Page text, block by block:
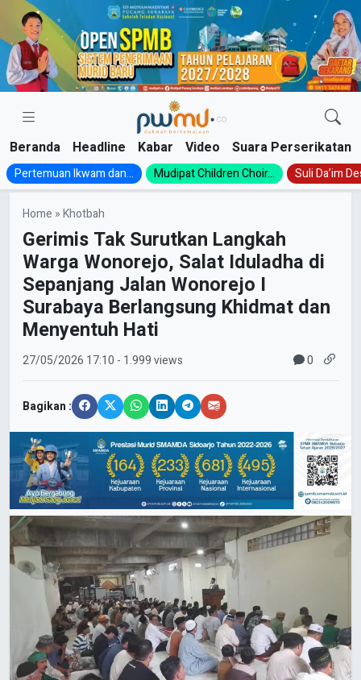
Skip
content
Beranda Headline Kabar Video Suara Perserikatan
Pertemuan Ikwam dan... Mudipat Children Choir... Suli Da’im
Home »Khotbah
Gerimis Tak Surutkan Langkah
Warga Wonorejo, Salat Iduladha di
Sepanjang Jalan Wonorejo I
Surabaya Berlangsung Khidmat dan
Menyentuh Hati
27/05/2026 17:10 - 1.999 views 0
Bagikan :